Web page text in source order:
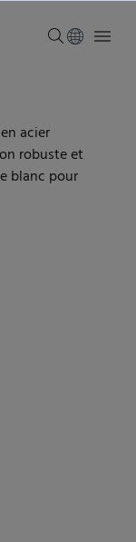
acier
robuste et
blanc pour